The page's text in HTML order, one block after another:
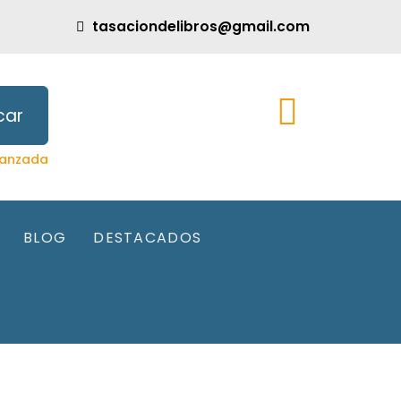
tasaciondelibros@gmail.com
BLOG DESTACADOS